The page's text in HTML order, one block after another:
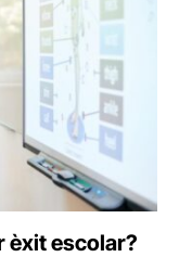
èxit escolar?